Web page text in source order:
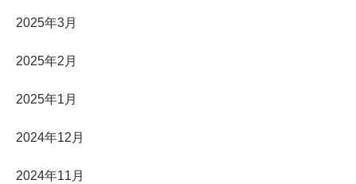
2025年3月
2025年2月
2025年1月
2024年12月
2024年11月